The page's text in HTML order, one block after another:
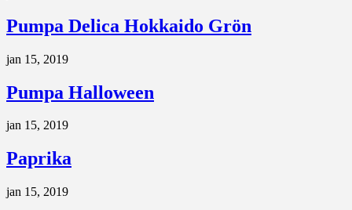
Pumpa Delica Hokkaido Grön
jan 15, 2019
Pumpa Halloween
jan 15, 2019
Paprika
jan 15, 2019